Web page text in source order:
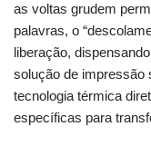
as voltas grudem
palavras, o
liberação,
solução de impressão
tecnologia térmica
específicas para